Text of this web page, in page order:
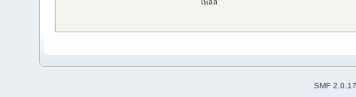
โพลล์
SMF 2.0.17